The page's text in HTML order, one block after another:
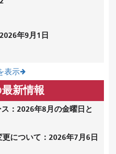
年9月1日
表示
新情報
：2026年8月の金曜日と
について：2026年7月6日